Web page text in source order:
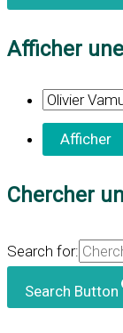
Afficher
Chercher
Search for:
Search Button